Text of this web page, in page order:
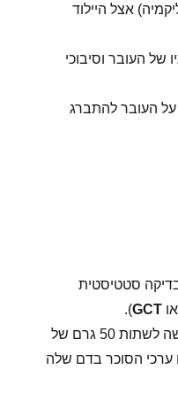
אצל היילוד
של העובר וסיבוכי
על העובר להתברג
סטטיסטית
GCT
).
במהלך בדיקה זו, מתבקשת האישה לשתות 50 גרם של
ערכי הסוכר בדם שלה